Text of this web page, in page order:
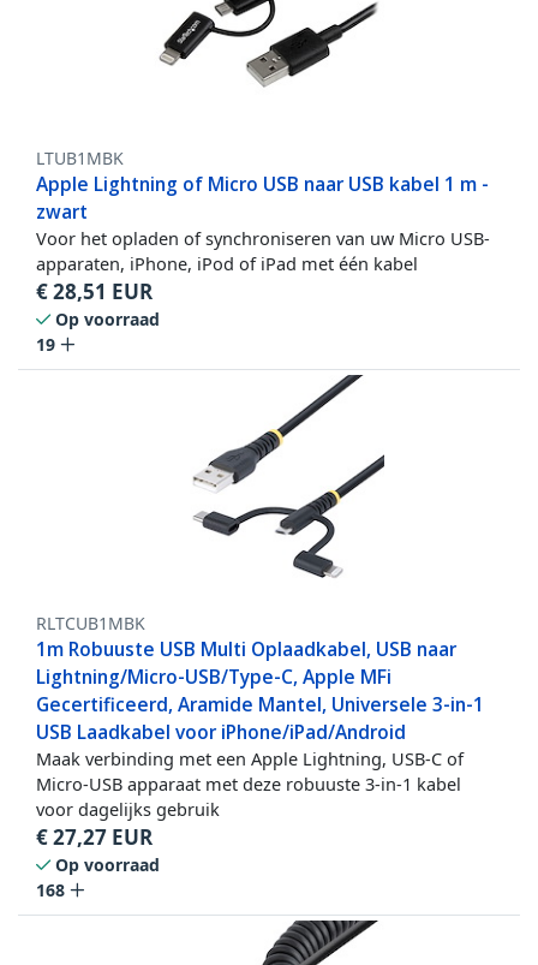
LTUB1MBK
Apple Lightning of Micro USB naar USB kabel 1 m -
zwart
Voor het opladen of synchroniseren van uw Micro USB-
apparaten, iPhone, iPod of iPad met één kabel
€28,51 EUR
Op voorraad
19
RLTCUB1MBK
1m Robuuste USB Multi Oplaadkabel, USB naar
Lightning/Micro-USB/Type-C, Apple MFi
Gecertificeerd, Aramide Mantel, Universele 3-in-1
USB Laadkabel voor iPhone/iPad/Android
Maak verbinding met een Apple Lightning, USB-C of
Micro-USB apparaat met deze robuuste 3-in-1 kabel
voor dagelijks gebruik
€27,27 EUR
Op voorraad
168